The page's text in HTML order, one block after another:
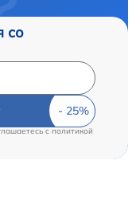
со
cполитикой